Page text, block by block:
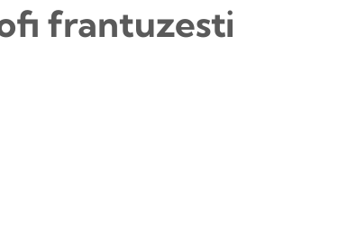
frantuzesti